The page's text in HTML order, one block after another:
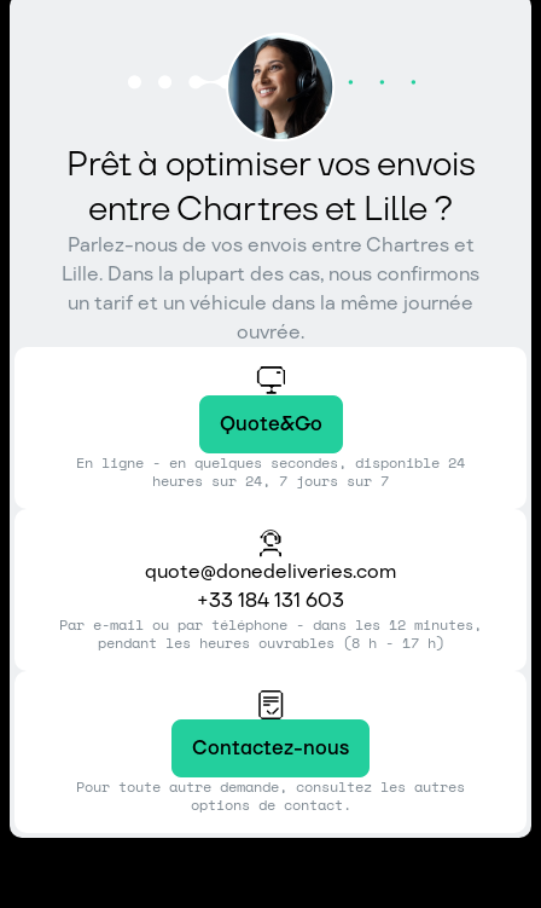
Prêt à optimiser vos envois
entre Chartres et Lille ?
Parlez-nous de vos envois entre Chartres et
Lille. Dans la plupart des cas, nous confirmons
un tarif et un véhicule dans la même journée
ouvrée.
Quote&Go
En ligne - en quelques secondes, disponible 24
heures sur 24, 7 jours sur 7
quote@donedeliveries.com
+33 184 131 603
Par e-mail ou par téléphone - dans les 12 minutes,
pendant les heures ouvrables (8 h - 17 h)
Contactez-nous
Pour toute autre demande, consultez les autres
options de contact.